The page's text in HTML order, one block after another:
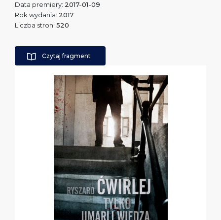
Data premiery: 2017-01-09
Rok wydania: 2017
Liczba stron: 520
Czytaj fragment